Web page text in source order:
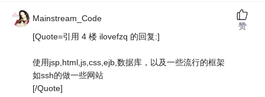
Mainstream_Code
[Quote=引用 4 楼 ilovefzq 的回复:]
使用jsp,html,js,css,ejb,数据库，以及一些流行的框架
如ssh的做一些网站
[/Quote]
赞